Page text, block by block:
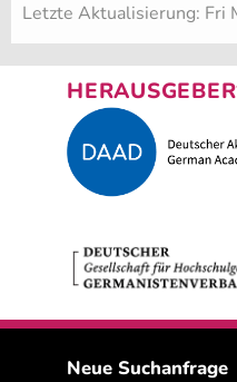
Letzte Aktualisierung: Fri
Neue Suchanfrage